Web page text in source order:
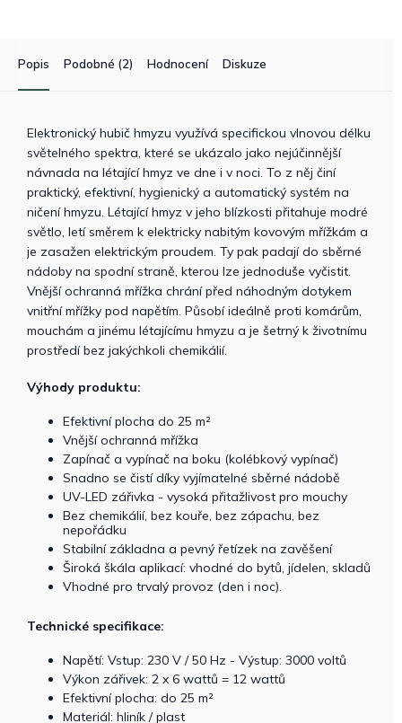
Popis Podobné (2) Hodnocení Diskuze
Elektronický hubič hmyzu využívá specifickou vlnovou délku
světelného spektra, které se ukázalo jako nejúčinnější
návnada na létající hmyz ve dne i v noci. To z něj činí
praktický, efektivní, hygienický a automatický systém na
ničení hmyzu. Létající hmyz v jeho blízkosti přitahuje modré
světlo, letí směrem k elektricky nabitým kovovým mřížkám a
je zasažen elektrickým proudem. Ty pak padají do sběrné
nádoby na spodní straně, kterou lze jednoduše vyčistit.
Vnější ochranná mřížka chrání před náhodným dotykem
vnitřní mřížky pod napětím. Působí ideálně proti komárům,
mouchám a jinému létajícímu hmyzu a je šetrný k životnímu
prostředí bez jakýchkoli chemikálií.
Výhody produktu:
Efektivní plocha do 25 m²
Vnější ochranná mřížka
Zapínač a vypínač na boku (kolébkový vypínač)
Snadno se čistí díky vyjímatelné sběrné nádobě
UV-LED zářivka - vysoká přitažlivost pro mouchy
Bez chemikálií, bez kouře, bez zápachu, bez
nepořádku
Stabilní základna a pevný řetízek na zavěšení
Široká škála aplikací: vhodné do bytů, jídelen, skladů
Vhodné pro trvalý provoz (den i noc).
Technické specifikace:
Napětí: Vstup: 230 V / 50 Hz - Výstup: 3000 voltů
Výkon zářivek: 2 x 6 wattů = 12 wattů
Efektivní plocha: do 25 m²
Materiál: hliník / plast